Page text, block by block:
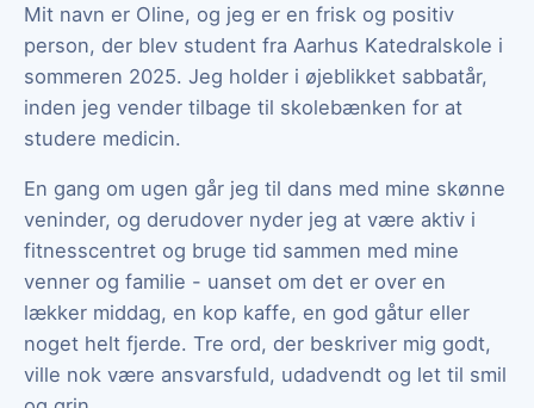
Mit navn er Oline, og jeg er en frisk og positiv
person, der blev student fra Aarhus Katedralskole i
sommeren 2025. Jeg holder i øjeblikket sabbatår,
inden jeg vender tilbage til skolebænken for at
studere medicin.
En gang om ugen går jeg til dans med mine skønne
veninder, og derudover nyder jeg at være aktiv i
fitnesscentret og bruge tid sammen med mine
venner og familie - uanset om det er over en
lækker middag, en kop kaffe, en god gåtur eller
noget helt fjerde. Tre ord, der beskriver mig godt,
ville nok være ansvarsfuld, udadvendt og let til smil